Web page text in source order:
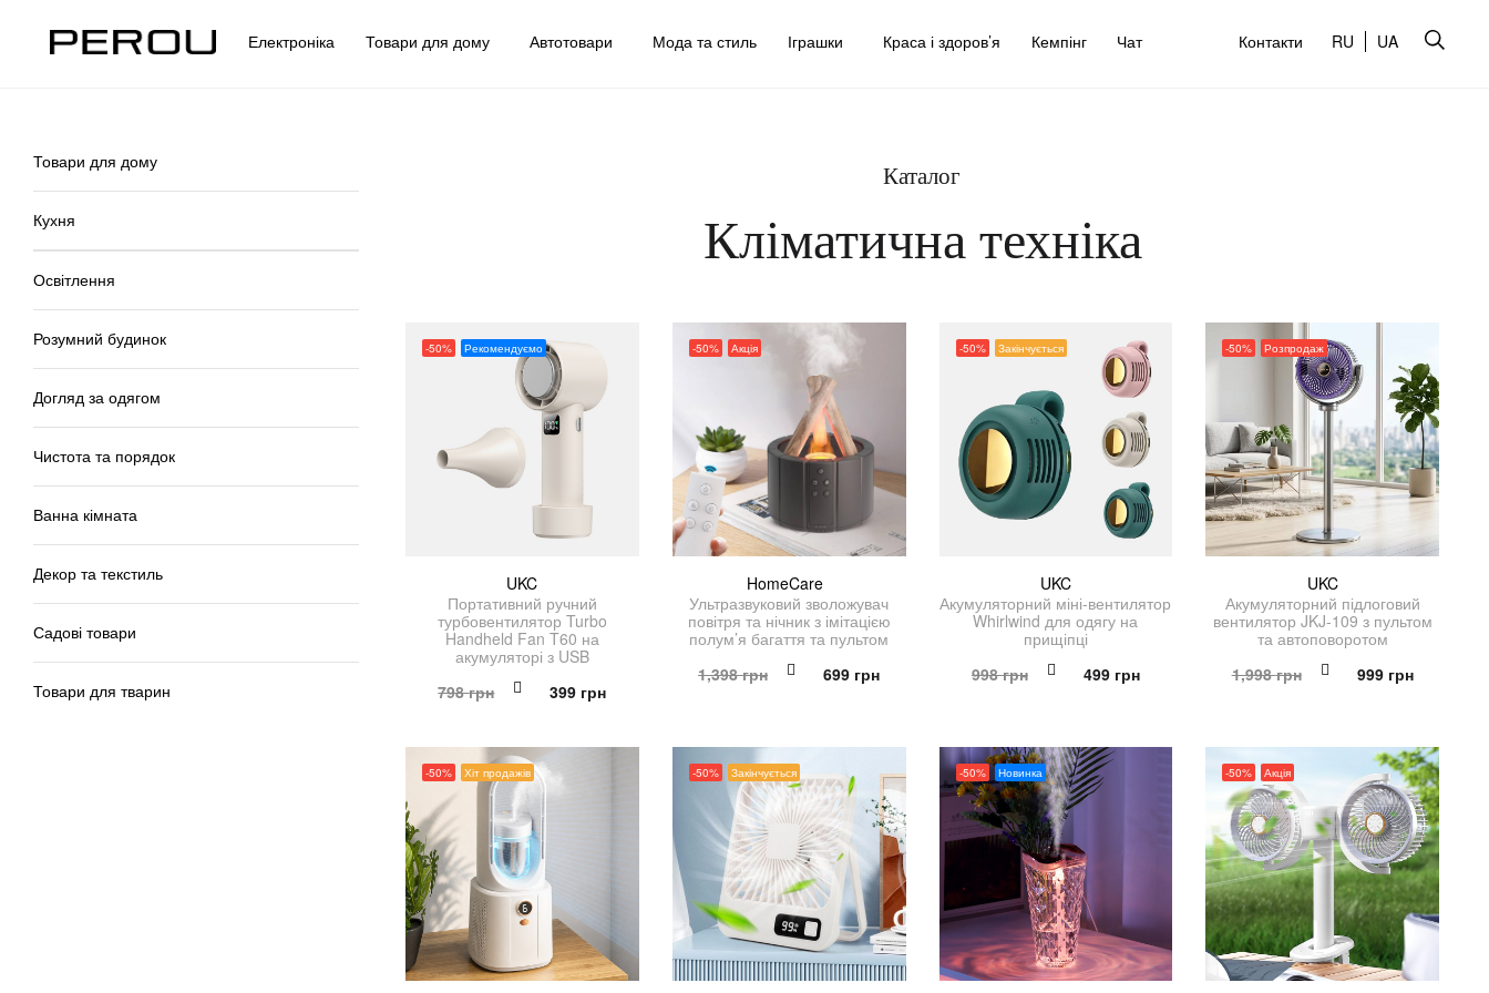
Електроніка Товари для дому Автотовари Мода та стиль Іграшки Краса і здоров’я Кемпінг Чат Контакти RU UA
Товари для дому
Кухня
Освітлення
Розумний будинок
Догляд за одягом
Чистота та порядок
Ванна кімната
Декор та текстиль
Садові товари
Товари для тварин
Каталог
Кліматична техніка
-50% Рекомендуємо
UKC
Портативний ручний
турбовентилятор Turbo
Handheld Fan T60 на
акумуляторі з USB
798грн
Оригінальна
399 грнПоточна
-50% Акція
HomeCare
Ультразвуковий зволожувач
повітря та нічник з імітацією
полум’я багаття та пультом
1,398грн
Оригінальна
699 грнПоточна
-50% Закінчується
UKC
Акумуляторний міні-вентилятор
Whirlwind для одягу на
прищіпці
998грн
Оригінальна
499 грнПоточна
-50% Розпродаж
UKC
Акумуляторний підлоговий
вентилятор JKJ-109 з пультом
та автоповоротом
1,998грн
Оригінальна
999 грнПоточна
-50% Хіт продажів -50% Закінчується -50% Новинка -50% Акція